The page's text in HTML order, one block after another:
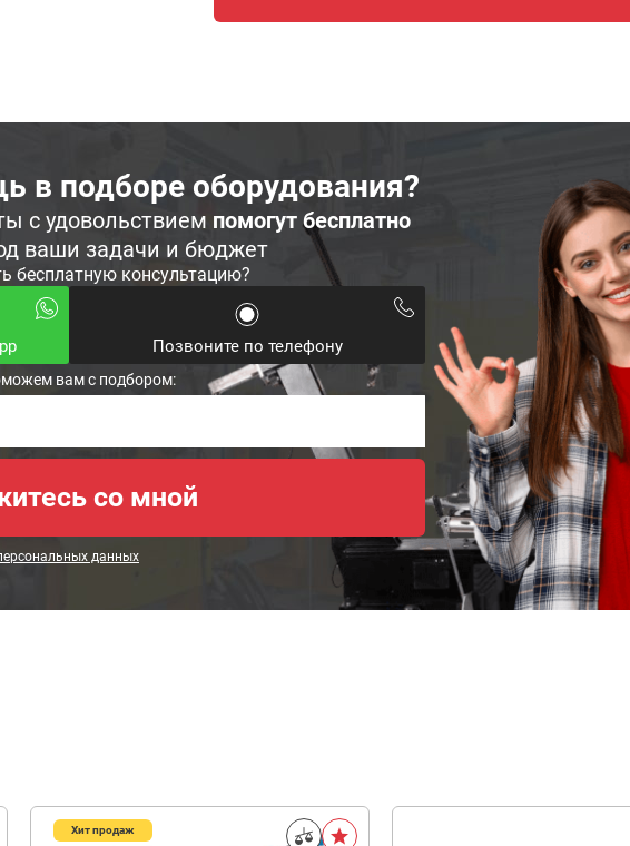
в подборе оборудования?
с удовольствием помогут бесплатно
ваши задачи и бюджет
бесплатную консультацию?
Позвоните по телефону
вам с подбором:
данных
Хит продаж